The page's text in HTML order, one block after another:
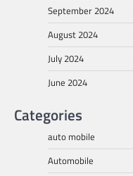
September 2024
August 2024
July 2024
June 2024
Categories
auto mobile
Automobile